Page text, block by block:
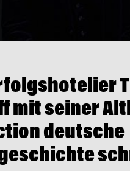
mit seiner
deutsche